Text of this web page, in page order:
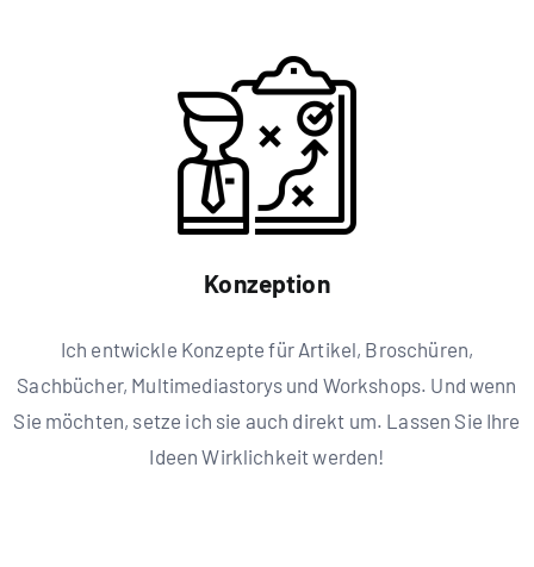
Konzeption
Ich entwickle Konzepte für Artikel, Broschüren,
Sachbücher, Multimediastorys und Workshops. Und wenn
Sie möchten, setze ich sie auch direkt um. Lassen Sie Ihre
Ideen Wirklichkeit werden!